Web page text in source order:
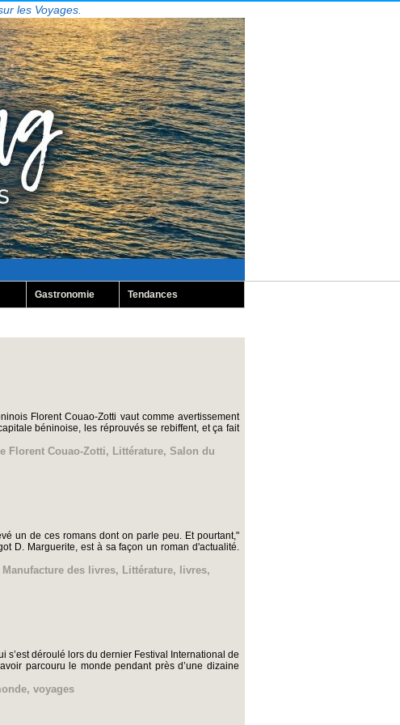
les Voyages.
Gastronomie Tendances
Florent Couao-Zotti vaut comme avertissement
béninoise, les réprouvés se rebiffent, et ça fait
Florent Couao-Zotti, Littérature, Salon du
un de ces romans dont on parle peu. Et pourtant,"
D. Marguerite, est à sa façon un roman d'actualité.
Manufacture des livres, Littérature, livres,
s’est déroulé lors du dernier Festival International de
parcouru le monde pendant près d’une dizaine
, voyages